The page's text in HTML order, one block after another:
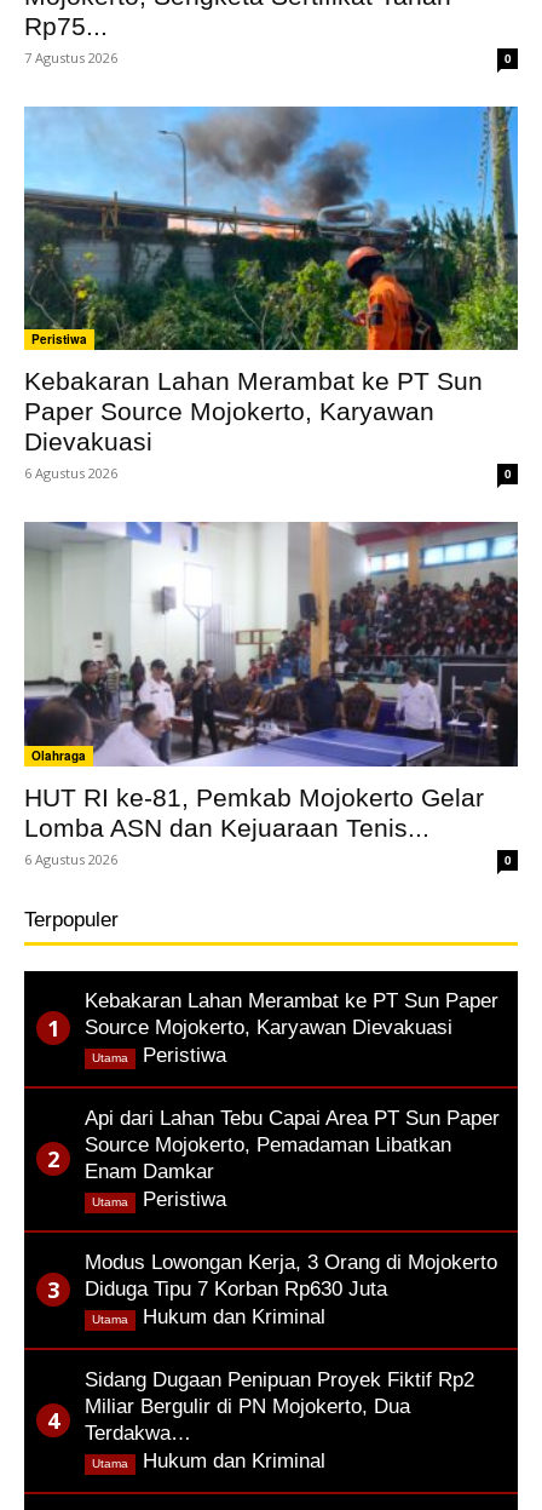
Rp75...
7 Agustus 2026 0
Peristiwa
Kebakaran Lahan Merambat ke PT Sun
Paper Source Mojokerto, Karyawan
Dievakuasi
6 Agustus 2026 0
Olahraga
HUT RI ke-81, Pemkab Mojokerto Gelar
Lomba ASN dan Kejuaraan Tenis...
6 Agustus 2026 0
Terpopuler
Kebakaran Lahan Merambat ke PT Sun Paper
Source Mojokerto, Karyawan Dievakuasi
Peristiwa
Utama
Api dari Lahan Tebu Capai Area PT Sun Paper
Source Mojokerto, Pemadaman Libatkan
Enam Damkar
Peristiwa
Utama
Modus Lowongan Kerja, 3 Orang di Mojokerto
Diduga Tipu 7 Korban Rp630 Juta
Hukum dan Kriminal
Utama
Sidang Dugaan Penipuan Proyek Fiktif Rp2
Miliar Bergulir di PN Mojokerto, Dua
Terdakwa…
Hukum dan Kriminal
Utama